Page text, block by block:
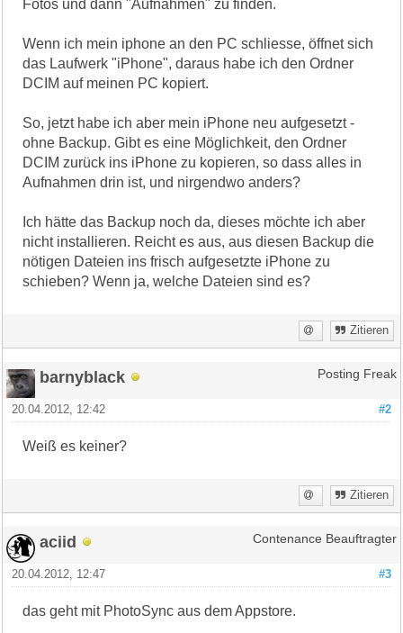
Fotos und dann "Aufnahmen" zu finden.
Wenn ich mein iphone an den PC schliesse, öffnet sich
das Laufwerk "iPhone", daraus habe ich den Ordner
DCIM auf meinen PC kopiert.
So, jetzt habe ich aber mein iPhone neu aufgesetzt -
ohne Backup. Gibt es eine Möglichkeit, den Ordner
DCIM zurück ins iPhone zu kopieren, so dass alles in
Aufnahmen drin ist, und nirgendwo anders?
Ich hätte das Backup noch da, dieses möchte ich aber
nicht installieren. Reicht es aus, aus diesen Backup die
nötigen Dateien ins frisch aufgesetzte iPhone zu
schieben? Wenn ja, welche Dateien sind es?
Zitieren
barnyblack Posting Freak
#2
20.04.2012, 12:42
Weiß es keiner?
Zitieren
aciid Contenance Beauftragter
#3
20.04.2012, 12:47
das geht mit PhotoSync aus dem Appstore.